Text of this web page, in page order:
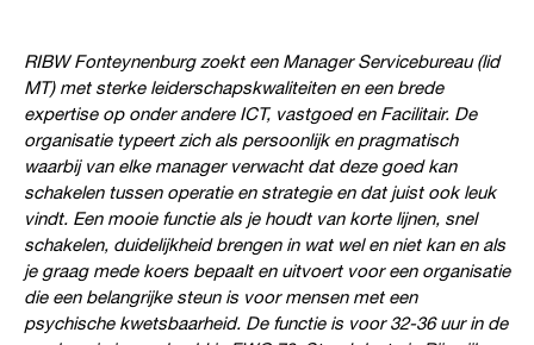
RIBW Fonteynenburg zoekt een Manager Servicebureau (lid
MT) met sterke leiderschapskwaliteiten en een brede
expertise op onder andere ICT, vastgoed en Facilitair. De
organisatie typeert zich als persoonlijk en pragmatisch
waarbij van elke manager verwacht dat deze goed kan
schakelen tussen operatie en strategie en dat juist ook leuk
vindt. Een mooie functie als je houdt van korte lijnen, snel
schakelen, duidelijkheid brengen in wat wel en niet kan en als
je graag mede koers bepaalt en uitvoert voor een organisatie
die een belangrijke steun is voor mensen met een
psychische kwetsbaarheid. De functie is voor 32-36 uur in de